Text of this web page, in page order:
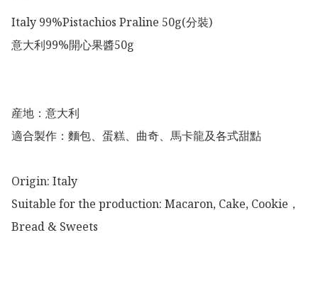
Italy 99%Pistachios Praline 50g(分裝)
意大利99%開心果醬50g
産地：意大利
適合製作：麵包、蛋糕、曲奇、馬卡龍及各式甜點
Origin: Italy
Suitable for the production: Macaron, Cake, Cookie，
Bread & Sweets